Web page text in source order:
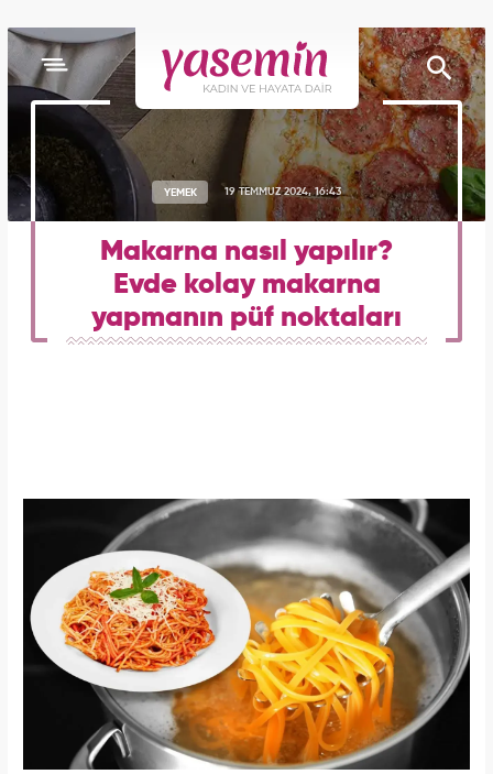
YEMEK 19 TEMMUZ 2024, 16:43
Makarna nasıl yapılır?
Evde kolay makarna
yapmanın püf noktaları